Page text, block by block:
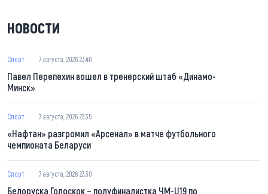
НОВОСТИ
Спорт 7 августа, 2026 23:40
Павел Перепехин вошел в тренерский штаб «Динамо-
Минск»
Спорт 7 августа, 2026 23:35
«Нафтан» разгромил «Арсенал» в матче футбольного
чемпионата Беларуси
Спорт 7 августа, 2026 23:30
Белоруска Голоскок – полуфиналистка ЧМ-U19 по